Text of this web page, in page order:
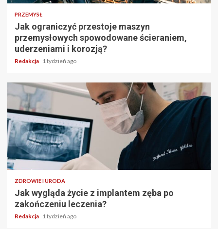
PRZEMYSŁ
Jak ograniczyć przestoje maszyn
przemysłowych spowodowane ścieraniem,
uderzeniami i korozją?
Redakcja 1 tydzień ago
ZDROWIE I URODA
Jak wygląda życie z implantem zęba po
zakończeniu leczenia?
Redakcja 1 tydzień ago